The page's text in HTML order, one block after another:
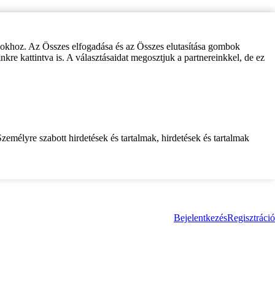
Az Összes elfogadása és az Összes elutasítása gombok
kattintva is. A választásaidat megosztjuk a partnereinkkel, de ez
szabott hirdetések és tartalmak, hirdetések és tartalmak
BejelentkezésRegisztráció